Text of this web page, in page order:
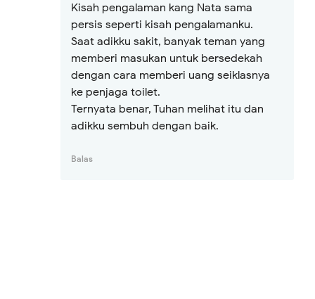
Kisah pengalaman kang Nata sama
persis seperti kisah pengalamanku.
Saat adikku sakit, banyak teman yang
memberi masukan untuk bersedekah
dengan cara memberi uang seiklasnya
ke penjaga toilet.
Ternyata benar, Tuhan melihat itu dan
adikku sembuh dengan baik.
Balas